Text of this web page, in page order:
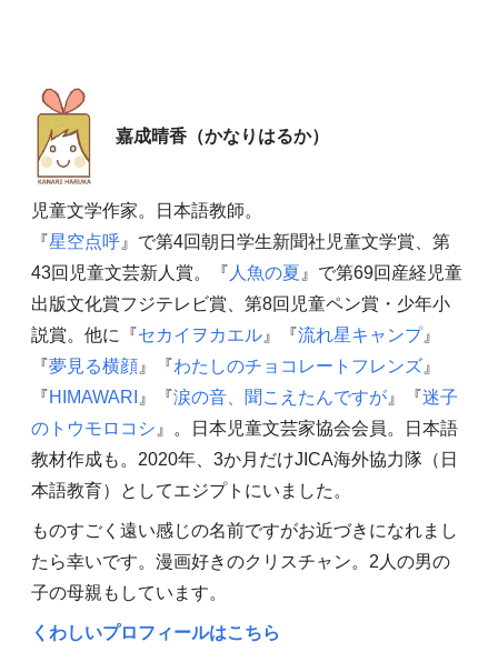
嘉成晴香（かなりはるか）
児童文学作家。日本語教師。
『星空点呼』で第4回朝日学生新聞社児童文学賞、第
43回児童文芸新人賞。『 人魚の夏 』で第69回産経児童
出版文化賞フジテレビ賞、第8回児童ペン賞・少年小
説賞。他に『セカイヲカエル』『流れ星キャンプ』
『夢見る横顔』『わたしのチョコレートフレンズ』
『HIMAWARI 』『涙の音、聞こえたんですが』『迷子
のトウモロコシ 』。日本児童文芸家協会会員。日本語
教材作成も。2020年、3か月だけJICA海外協力隊（日
本語教育）としてエジプトにいました。
ものすごく遠い感じの名前ですがお近づきになれまし
たら幸いです。漫画好きのクリスチャン。2人の男の
子の母親もしています。
くわしいプロフィールはこちら